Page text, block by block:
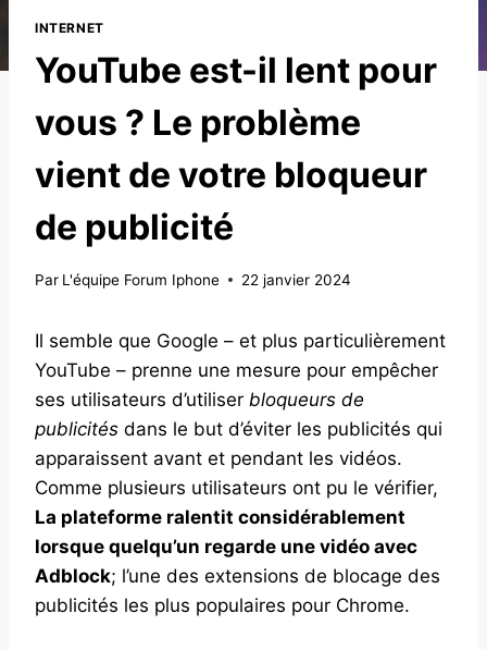
INTERNET
YouTube est-il lent pour
vous ? Le problème
vient de votre bloqueur
de publicité
Par L'équipe Forum Iphone 22 janvier 2024
Il semble que Google – et plus particulièrement
YouTube – prenne une mesure pour empêcher
ses utilisateurs d’utiliser bloqueurs de
publicités dans le but d’éviter les publicités qui
apparaissent avant et pendant les vidéos.
Comme plusieurs utilisateurs ont pu le vérifier,
La plateforme ralentit considérablement
lorsque quelqu’un regarde une vidéo avec
Adblock; l’une des extensions de blocage des
publicités les plus populaires pour Chrome.